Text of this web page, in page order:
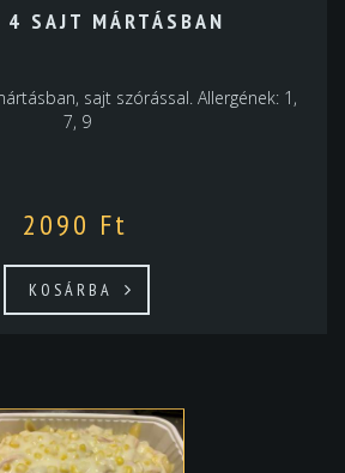
4 SAJT MÁRTÁSBAN
sajt szórással. Allergének: 1,
7, 9
2090 Ft
KOSÁRBA